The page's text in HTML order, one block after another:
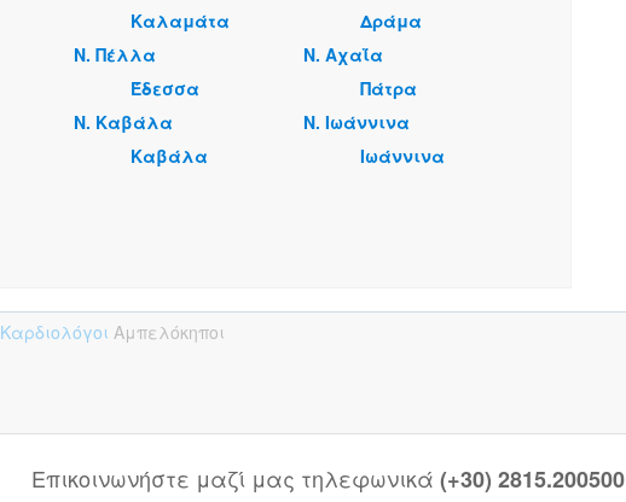
Καλαμάτα
Δράμα
Ν. Πέλλα
Έδεσσα
Ν. Αχαΐα
Πάτρα
Ν. Καβάλα
Καβάλα
Ν. Ιωάννινα
Ιωάννινα
>
Καρδιολόγοι Αμπελόκηποι
Επικοινωνήστε μαζί μας τηλεφωνικά (+30) 2815.200500